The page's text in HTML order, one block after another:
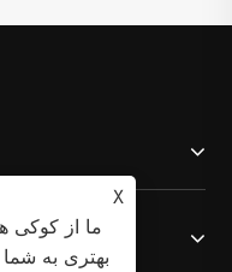
X
ما از کوکی
بهتری به شما